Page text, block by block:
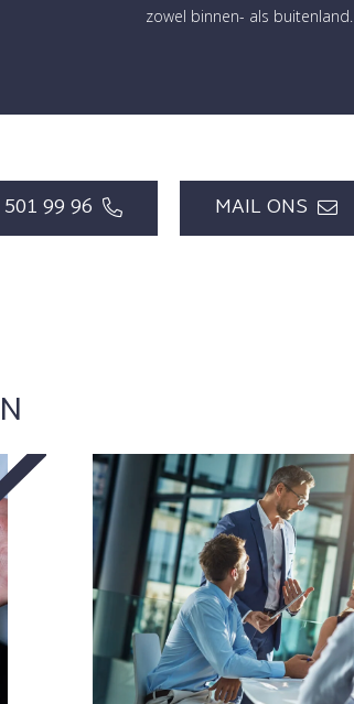
zowel binnen- als buitenland.
99 96 MAIL ONS